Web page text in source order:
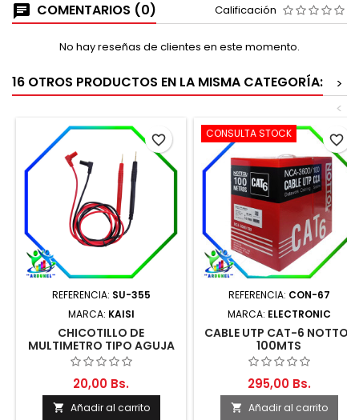
COMENTARIOS (0) Calificación
No hay reseñas de clientes en este momento.
16 OTROS PRODUCTOS EN LA MISMA CATEGORÍA:
>
<
REFERENCIA: SU-355
MARCA: KAISI
CHICOTILLO DE
MULTIMETRO TIPO AGUJA
1000V 10A 77CM
20,00 Bs.
 Añadir al carrito
favorite_border CONSULTA STOCK
REFERENCIA: CON-67
MARCA: ELECTRONIC
CABLE UTP CAT-6 NOTTOL
100MTS
295,00 Bs.
 Añadir al carrito
favorite_border